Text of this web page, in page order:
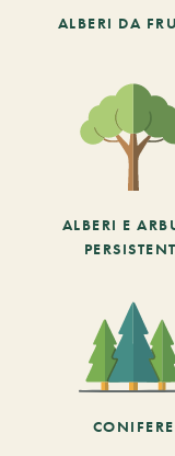
ALBERI DA
ALBERI E
CONIFERE